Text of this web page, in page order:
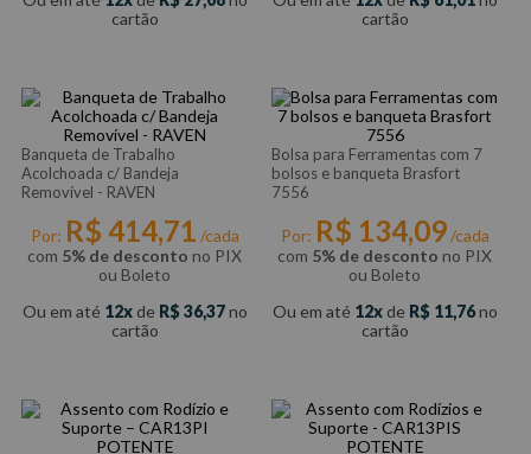
cartão
cartão
Banqueta de Trabalho
Acolchoada c/ Bandeja
Removível - RAVEN
Por: R$ 414,71 /cada
com 5% de desconto no PIX
ou Boleto
Ou em até 12 de R$ 36,37no
cartão
Bolsa para Ferramentas com 7
bolsos e banqueta Brasfort
7556
Por: R$ 134,09/cada
com 5% de desconto no PIX
ou Boleto
Ou em até 12 de R$ 11,76no
cartão